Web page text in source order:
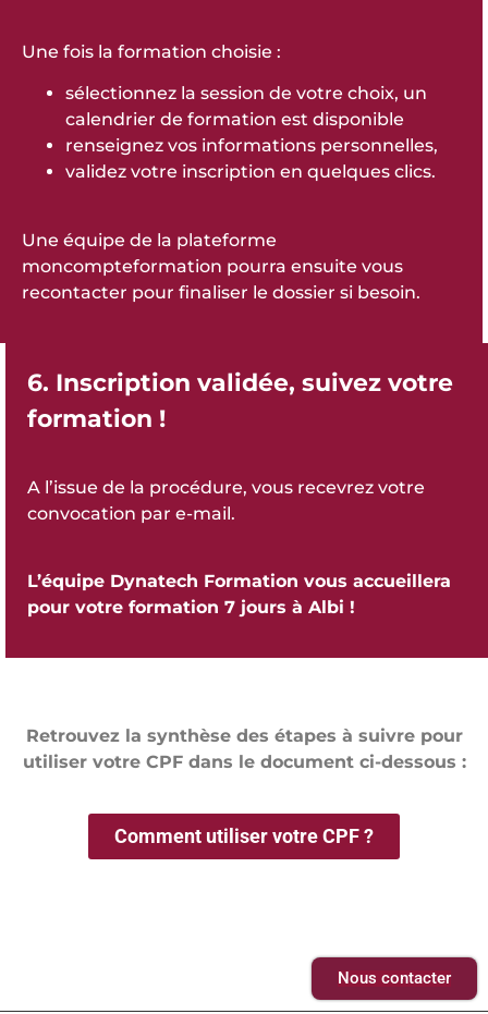
Une fois la formation choisie :
sélectionnez la session de votre choix, un
calendrier de formation est disponible
renseignez vos informations personnelles,
validez votre inscription en quelques clics.
Une équipe de la plateforme
moncompteformation pourra ensuite vous
recontacter pour finaliser le dossier si besoin.
6. Inscription validée, suivez votre
formation !
A l’issue de la procédure, vous recevrez votre
convocation par e-mail.
L’équipe Dynatech Formation vous accueillera
pour votre formation 7 jours à Albi !
Retrouvez la synthèse des étapes à suivre pour
utiliser votre CPF dans le document ci-dessous :
Comment utiliser votre CPF ?
Nous contacter